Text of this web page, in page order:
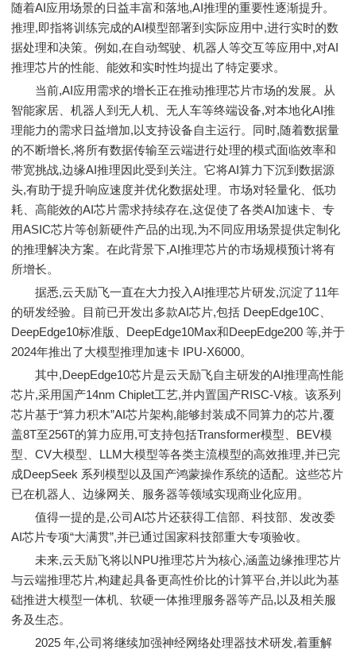
随着AI应用场景的日益丰富和落地,AI推理的重要性逐渐提升。
推理,即指将训练完成的AI模型部署到实际应用中,进行实时的数
据处理和决策。例如,在自动驾驶、机器人等交互等应用中,对AI
推理芯片的性能、能效和实时性均提出了特定要求。
当前,AI应用需求的增长正在推动推理芯片市场的发展。从
智能家居、机器人到无人机、无人车等终端设备,对本地化AI推
理能力的需求日益增加,以支持设备自主运行。同时,随着数据量
的不断增长,将所有数据传输至云端进行处理的模式面临效率和
带宽挑战,边缘AI推理因此受到关注。它将AI算力下沉到数据源
头,有助于提升响应速度并优化数据处理。市场对轻量化、低功
耗、高能效的AI芯片需求持续存在,这促使了各类AI加速卡、专
用ASIC芯片等创新硬件产品的出现,为不同应用场景提供定制化
的推理解决方案。在此背景下,AI推理芯片的市场规模预计将有
所增长。
据悉,云天励飞一直在大力投入AI推理芯片研发,沉淀了11年
的研发经验。目前已开发出多款AI芯片,包括 DeepEdge10C、
DeepEdge10标准版、DeepEdge10Max和DeepEdge200 等,并于
2024年推出了大模型推理加速卡 IPU-X6000。
其中,DeepEdge10芯片是云天励飞自主研发的AI推理高性能
芯片,采用国产14nm Chiplet工艺,并内置国产RISC-V核。该系列
芯片基于“算力积木”AI芯片架构,能够封装成不同算力的芯片,覆
盖8T至256T的算力应用,可支持包括Transformer模型、BEV模
型、CV大模型、LLM大模型等各类主流模型的高效推理,并已完
成DeepSeek 系列模型以及国产鸿蒙操作系统的适配。这些芯片
已在机器人、边缘网关、服务器等领域实现商业化应用。
值得一提的是,公司AI芯片还获得工信部、科技部、发改委
AI芯片专项“大满贯”,并已通过国家科技部重大专项验收。
未来,云天励飞将以NPU推理芯片为核心,涵盖边缘推理芯片
与云端推理芯片,构建起具备更高性价比的计算平台,并以此为基
础推进大模型一体机、软硬一体推理服务器等产品,以及相关服
务及生态。
2025 年,公司将继续加强神经网络处理器技术研发,着重解